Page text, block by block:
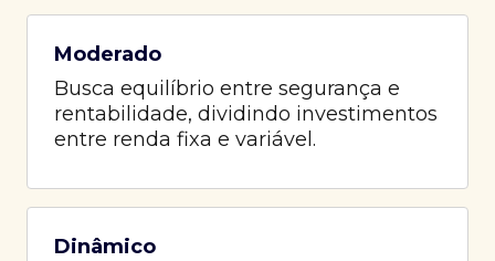
Moderado
Busca equilíbrio entre segurança e
rentabilidade, dividindo investimentos
entre renda fixa e variável.
Dinâmico